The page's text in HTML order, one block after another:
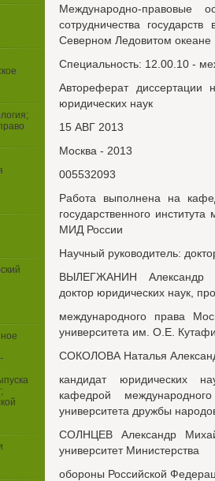
Международно-правовые
сотрудничества
Северном Ледовитом океане
Специальность: 12.00.10 -
Автореферат диссертации
юридических наук
15 АВГ 2013
Москва - 2013
005532093
Работа выполнена на
государственного
МИД России
Научный руководитель:
ВЫЛЕГЖАНИН Александр
доктор юридических наук,
международного права
университета им. O.E.
СОКОЛОВА Наталья
кандидат юридических
кафедрой
университета дружбы
СОЛНЦЕВ Александр
университет Министерства
обороны Российской